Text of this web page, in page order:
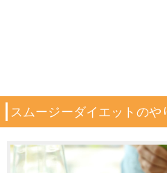
スムージーダイエットの